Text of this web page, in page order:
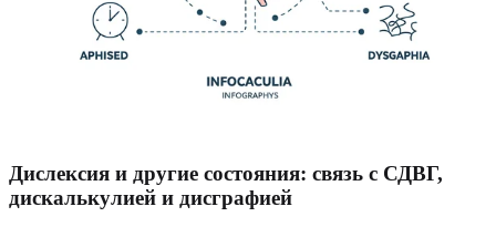
Дислексия и другие состояния: связь с СДВГ,
дискалькулией и дисграфией